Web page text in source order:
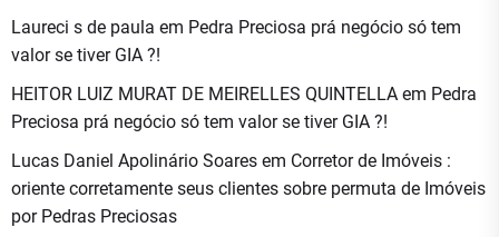
Laureci s de paula em Pedra Preciosa prá negócio só tem
valor se tiver GIA ?!
HEITOR LUIZ MURAT DE MEIRELLES QUINTELLA em Pedra
Preciosa prá negócio só tem valor se tiver GIA ?!
Lucas Daniel Apolinário Soares em Corretor de Imóveis :
oriente corretamente seus clientes sobre permuta de Imóveis
por Pedras Preciosas